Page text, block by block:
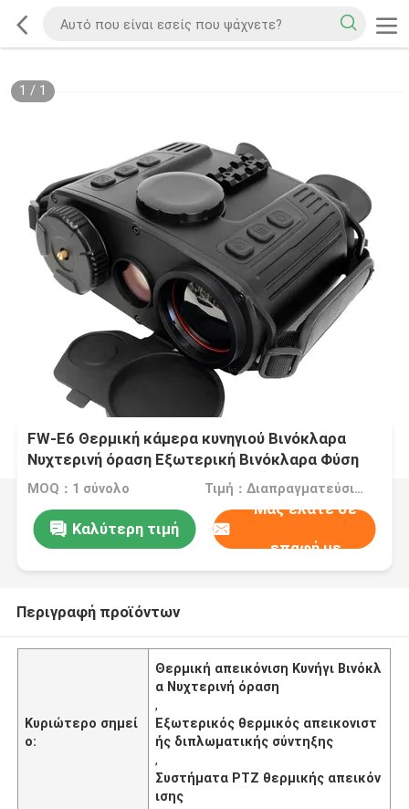
1 / 1
FW-E6 Θερμική κάμερα κυνηγιού Βινόκλαρα
Νυχτερινή όραση Εξωτερική Βινόκλαρα Φύση
Θερμική Φωτογραφία
MOQ：1 σύνολο Τιμή：Διαπραγματεύσιμα
Καλύτερη τιμή
Μας ελάτε σε
επαφή με
Περιγραφή προϊόντων
Κυριώτερο σημεί
ο:
Θερμική απεικόνιση Κυνήγι Βινόκλ
α Νυχτερινή όραση
,
Εξωτερικός θερμικός απεικονιστ
ής διπλωματικής σύντηξης
,
Συστήματα PTZ θερμικής απεικόν
ισης